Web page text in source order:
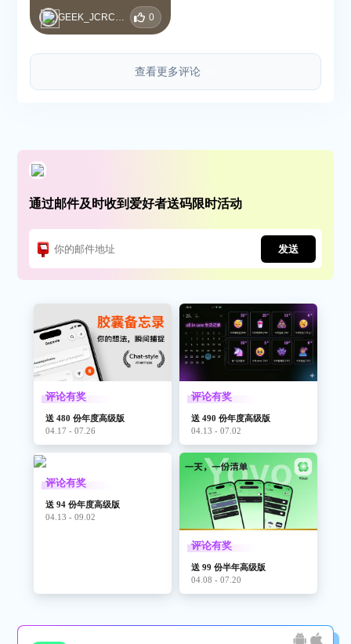
GEEK_JCRCCQXA 0
查看更多评论
通过邮件及时收到爱好者送码限时活动
发送
评论有奖
送 480 份年度高级版
04.17 - 07.26
评论有奖
送 490 份年度高级版
04.13 - 07.02
评论有奖
送 94 份年度高级版
04.13 - 09.02
评论有奖
送 99 份半年高级版
04.08 - 07.20